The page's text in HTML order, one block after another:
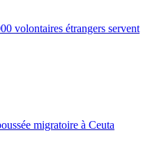
volontaires étrangers servent
migratoire à Ceuta